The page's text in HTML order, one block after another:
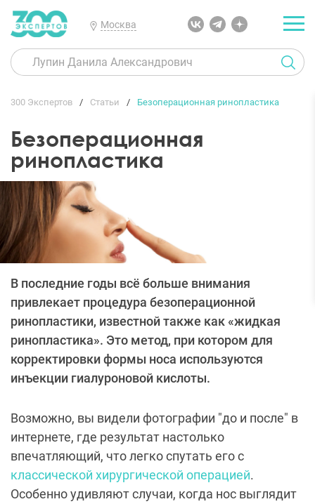
Москва
300 Экспертов Статьи Безоперационная ринопластика
Безоперационная
ринопластика
В последние годы всё больше внимания
привлекает процедура безоперационной
ринопластики, известной также как «жидкая
ринопластика». Это метод, при котором для
корректировки формы носа используются
инъекции гиалуроновой кислоты.
Возможно, вы видели фотографии "до и после" в
интернете, где результат настолько
впечатляющий, что легко спутать его с
классической хирургической операцией.
Особенно удивляют случаи, когда нос выглядит